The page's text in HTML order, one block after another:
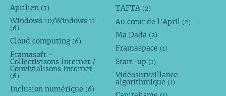
Aprilien (7)
Windows 10/Windows 11
(6)
Cloud computing (6)
Framasoft -
Collectivisons Internet /
Convivialisons Internet
(6)
Inclusion numérique (6)
TAFTA (2)
Au cœur de l’April (2)
Ma Dada (2)
Framaspace (1)
Start-up (1)
Vidéosurveillance
algorithmique (1)